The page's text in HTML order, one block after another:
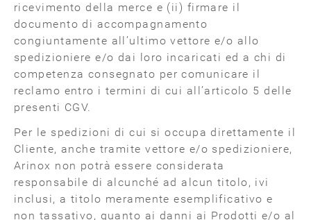
ricevimento della merce e (ii) firmare il
documento di accompagnamento
congiuntamente all’ultimo vettore e/o allo
spedizioniere e/o dai loro incaricati ed a chi di
competenza consegnato per comunicare il
reclamo entro i termini di cui all’articolo 5 delle
presenti CGV.
Per le spedizioni di cui si occupa direttamente il
Cliente, anche tramite vettore e/o spedizioniere,
Arinox non potrà essere considerata
responsabile di alcunché ad alcun titolo, ivi
inclusi, a titolo meramente esemplificativo e
non tassativo, quanto ai danni ai Prodotti e/o al